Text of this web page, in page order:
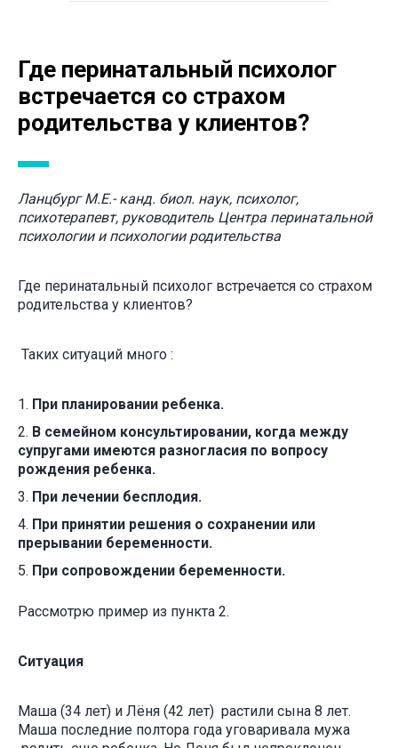
Где перинатальный психолог
встречается со страхом
родительства у клиентов?
Ланцбург М.Е.- канд. биол. наук, психолог,
психотерапевт, руководитель Центра перинатальной
психологии и психологии родительства
Где перинатальный психолог встречается со страхом
родительства у клиентов?
Таких ситуаций много :
При планировании ребенка.
В семейном консультировании, когда между
супругами имеются разногласия по вопросу
рождения ребенка.
При лечении бесплодия.
При принятии решения о сохранении или
прерывании беременности.
При сопровождении беременности.
Рассмотрю пример из пункта 2.
Ситуация
Маша (34 лет) и Лёня (42 лет) растили сына 8 лет.
Маша последние полтора года уговаривала мужа